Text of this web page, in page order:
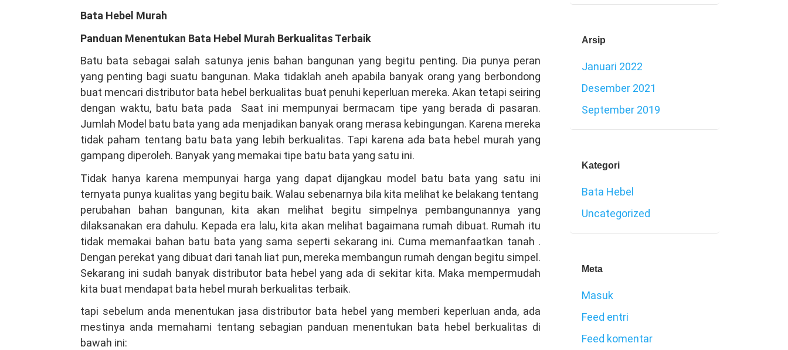
Bata Hebel Murah
Panduan Menentukan Bata Hebel Murah Berkualitas Terbaik
Batu bata sebagai salah satunya jenis bahan bangunan yang begitu penting. Dia punya peran
yang penting bagi suatu bangunan. Maka tidaklah aneh apabila banyak orang yang berbondong
buat mencari distributor bata hebel berkualitas buat penuhi keperluan mereka. Akan tetapi seiring
dengan waktu, batu bata pada Saat ini mempunyai bermacam tipe yang berada di pasaran.
Jumlah Model batu bata yang ada menjadikan banyak orang merasa kebingungan. Karena mereka
tidak paham tentang batu bata yang lebih berkualitas. Tapi karena ada bata hebel murah yang
gampang diperoleh. Banyak yang memakai tipe batu bata yang satu ini.
Tidak hanya karena mempunyai harga yang dapat dijangkau model batu bata yang satu ini
ternyata punya kualitas yang begitu baik. Walau sebenarnya bila kita melihat ke belakang tentang
perubahan bahan bangunan, kita akan melihat begitu simpelnya pembangunannya yang
dilaksanakan era dahulu. Kepada era lalu, kita akan melihat bagaimana rumah dibuat. Rumah itu
tidak memakai bahan batu bata yang sama seperti sekarang ini. Cuma memanfaatkan tanah .
Dengan perekat yang dibuat dari tanah liat pun, mereka membangun rumah dengan begitu simpel.
Sekarang ini sudah banyak distributor bata hebel yang ada di sekitar kita. Maka mempermudah
kita buat mendapat bata hebel murah berkualitas terbaik.
tapi sebelum anda menentukan jasa distributor bata hebel yang memberi keperluan anda, ada
mestinya anda memahami tentang sebagian panduan menentukan bata hebel berkualitas di
bawah ini:
Arsip
Januari 2022
Desember 2021
September 2019
Kategori
Bata Hebel
Uncategorized
Meta
Masuk
Feed entri
Feed komentar